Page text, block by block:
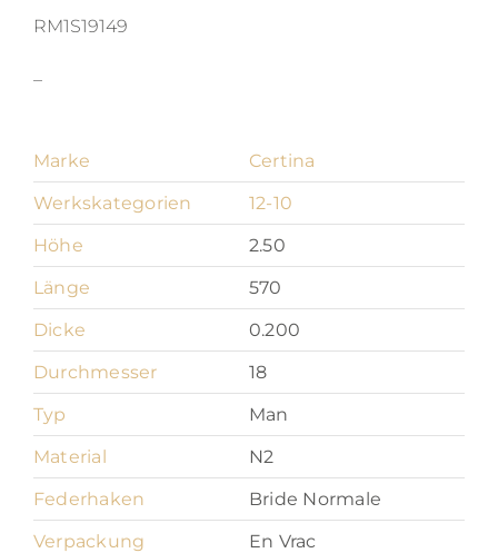
X
RM1S19149
–
Marke
Certina
Werkskategorien
12-10
Höhe
2.50
Länge
570
Dicke
0.200
Durchmesser
18
Typ
Man
Material
N2
Federhaken
Bride Normale
Verpackung
En Vrac